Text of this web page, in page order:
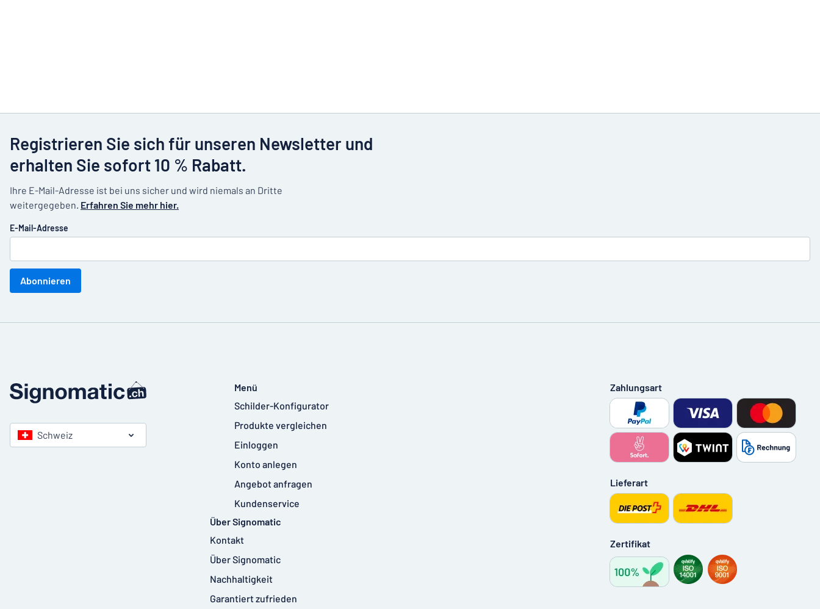
Registrieren Sie sich für unseren Newsletter und
erhalten Sie sofort 10 % Rabatt.
Ihre E-Mail-Adresse ist bei uns sicher und wird niemals an Dritte
weitergegeben. Erfahren Sie mehr hier.
E-Mail-Adresse
Abonnieren
Schweiz
Menü
Schilder-Konfigurator
Produkte vergleichen
Einloggen
Konto anlegen
Angebot anfragen
Kundenservice
Über Signomatic
Kontakt
Über Signomatic
Nachhaltigkeit
Garantiert zufrieden
Zahlungsart
Lieferart
Zertifikat